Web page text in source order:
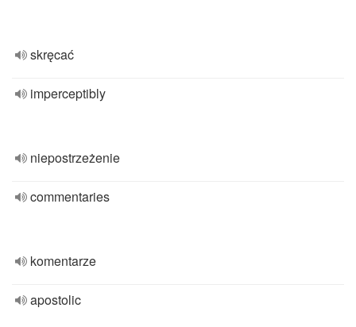
skręcać
imperceptibly
niepostrzeżenie
commentaries
komentarze
apostolic